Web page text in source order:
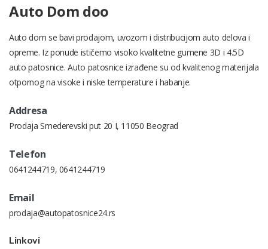
Auto Dom doo
Auto dom se bavi prodajom, uvozom i distribucijom auto delova i
opreme. Iz ponude ističemo visoko kvalitetne gumene 3D i 4.5D
auto patosnice. Auto patosnice izrađene su od kvalitenog materijala
otpornog na visoke i niske temperature i habanje.
Addresa
Prodaja Smederevski put 20 I, 11050 Beograd
Telefon
0641244719, 0641244719
Email
prodaja@autopatosnice24.rs
Linkovi